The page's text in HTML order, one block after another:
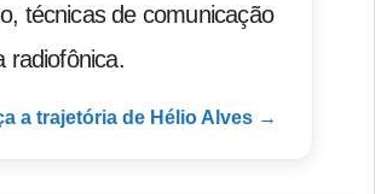
técnicas de comunicação
radiofônica.
a trajetória de Hélio Alves →